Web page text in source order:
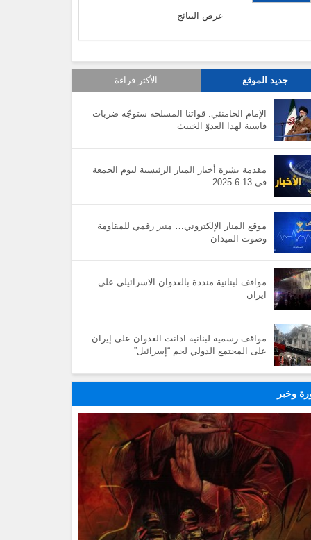
عرض النتائج
جديد الموقع الأكثر قراءة
الإمام الخامنئي: قواتنا المسلحة ستوجّه ضربات
قاسية لهذا العدوّ الخبيث
مقدمة نشرة أخبار المنار الرئيسية ليوم الجمعة
في 13-6-2025
موقع المنار الإلكتروني… منبر رقمي للمقاومة
وصوت الميدان
مواقف لبنانية منددة بالعدوان الاسرائيلي على
ايران
مواقف رسمية لبنانية ادانت العدوان على إيران :
على المجتمع الدولي لجم “إسرائيل”
وخبر